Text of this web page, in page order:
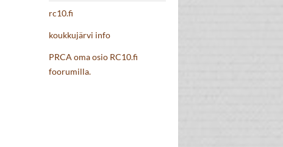
rc10.fi
koukkujärvi info
PRCA oma osio RC10.fi
foorumilla.